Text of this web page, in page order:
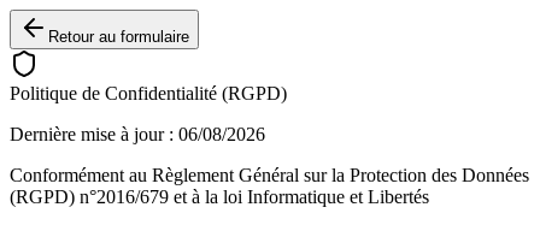
Retour au formulaire
Politique de Confidentialité (RGPD)
Dernière mise à jour : 06/08/2026
Conformément au Règlement Général sur la Protection des Données
(RGPD) n°2016/679 et à la loi Informatique et Libertés